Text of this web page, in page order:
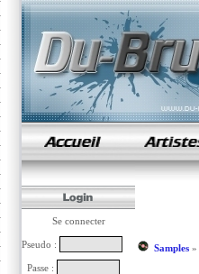
samples de rap
Se connecter
Pseudo :
Passe :
Samples»